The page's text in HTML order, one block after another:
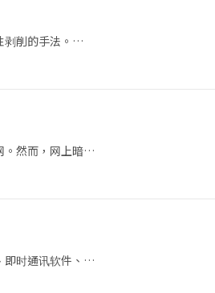
剥削的手法。…
。然而，网上暗…
即时通讯软件、…